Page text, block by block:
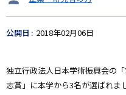
ッ
公開日 2018年02月06日
独立行政法人日本学術振興会の
志賞」に本学から3名が選ばれま